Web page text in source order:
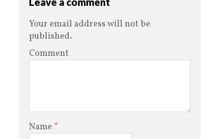
Your email address will not be
published.
Comment
Name *